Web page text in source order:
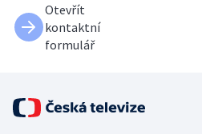
Otevřít
kontaktní
formulář